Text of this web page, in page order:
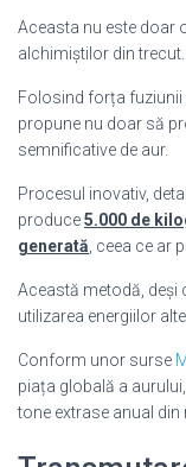
Aceasta nu este doar
alchimiștilor din trecut.
Folosind forța fuziunii
propune nu doar să
semnificative de aur.
Procesul inovativ,
produce5.000 de
generată , ceea ce ar
Această metodă, deși
utilizarea energiilor
Conform unor surse
piața globală a
tone extrase anual din